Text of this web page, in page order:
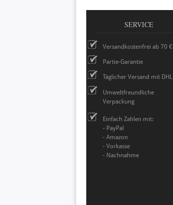
SERVICE
Versandkostenfrei ab 70 €
Partie-Garantie
Täglicher Versand mit DHL
Umweltfreundliche
Verpackung
Einfach Zahlen mit:
- PayPal
- Amazon
- Vorkasse
- Nachnahme